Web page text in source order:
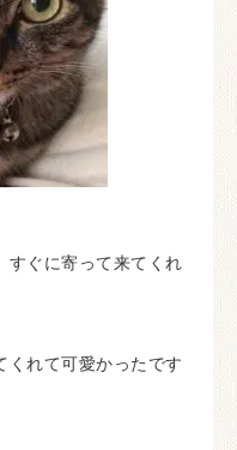
すぐに寄って来てくれ
れて可愛かったです